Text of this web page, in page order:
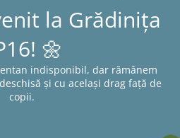
la Grădinița
🌼
indisponibil, dar rămânem
și cu același drag față de
copii.